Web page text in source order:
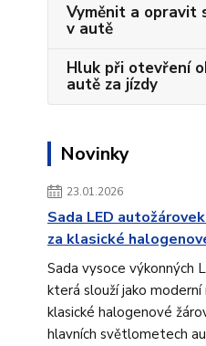
Vyměnit a opravit
v autě
Hluk při otevření
autě za jízdy
Novinky
23.01.2026
Sada LED
za klasické
Sada vysoce výkonných
která slouží jako moderní
klasické halogenové
hlavních světlometech